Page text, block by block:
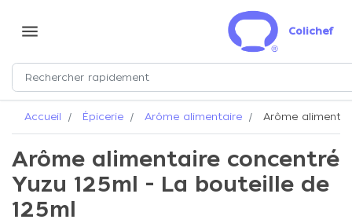
menu Colichef
Accueil Épicerie Arôme alimentaire Arôme
Arôme alimentaire concentré
Yuzu 125ml - La bouteille de
125ml